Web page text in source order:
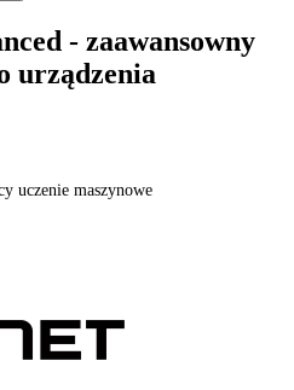
- zaawansowny
urządzenia
uczenie maszynowe